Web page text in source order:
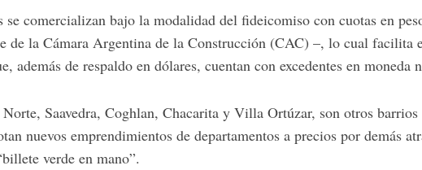
se comercializan bajo la modalidad del fideicomiso con cuotas en
de la Cámara Argentina de la Construcción (CAC) –, lo cual facilita
además de respaldo en dólares, cuentan con excedentes en moneda
Saavedra, Coghlan, Chacarita y Villa Ortúzar, son otros
nuevos emprendimientos de departamentos a precios por demás
verde en mano”.